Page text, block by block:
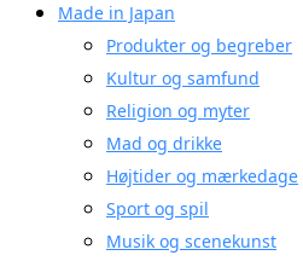
Made in Japan
Produkter og begreber
Kultur og samfund
Religion og myter
Mad og drikke
Højtider og mærkedage
Sport og spil
Musik og scenekunst